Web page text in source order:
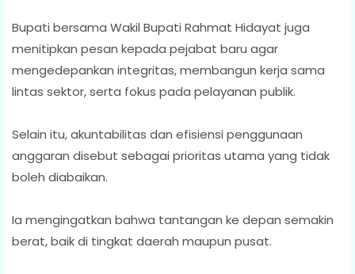
Bupati bersama Wakil Bupati Rahmat Hidayat juga
menitipkan pesan kepada pejabat baru agar
mengedepankan integritas, membangun kerja sama
lintas sektor, serta fokus pada pelayanan publik.
Selain itu, akuntabilitas dan efisiensi penggunaan
anggaran disebut sebagai prioritas utama yang tidak
boleh diabaikan.
Ia mengingatkan bahwa tantangan ke depan semakin
berat, baik di tingkat daerah maupun pusat.